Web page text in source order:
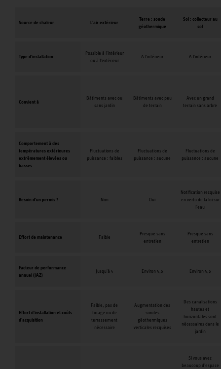
Source de chaleur L'air extérieur
Terre : sonde
géothermique
Sol : collecteur au
sol
Type d'installation
Possible à l'intérieur
ou à l'extérieur
A l'intérieur A l'intérieur
Convient à
Bâtiments avec ou
sans jardin
Bâtiments avec peu
de terrain
Avec un grand
terrain sans arbre
Comportement à des
températures extérieures
extrêmement élevées ou
basses
Fluctuations de
puissance : faibles
Fluctuations de
puissance : aucune
Fluctuations de
puissance : aucune
Besoin d'un permis ? Non Oui
Notification recquise
en vertu de la loi sur
l'eau
Effort de maintenance Faible
Presque sans
entretien
Presque sans
entretien
Facteur de performance
annuel (JAZ)
Jusqu'à 4 Environ 4,5 Environ 4,5
Effort d'installation et coûts
d'acquisition
Faible, pas de
forage ou de
terrassement
nécessaire
Augmentation des
sondes
géothermiques
verticales recquises
Des canalisations
hautes et
horizontales sont
nécessaires dans le
jardin
Si vous avez
beaucoup d'espace